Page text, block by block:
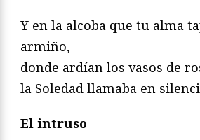
Y en la alcoba que tu alma
armiño,
donde ardían los vasos de
la Soledad llamaba en
El intruso